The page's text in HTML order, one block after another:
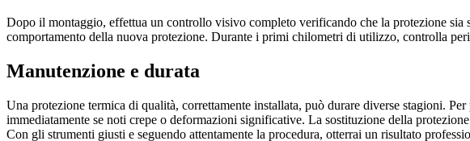
Dopo il montaggio, effettua un controllo visivo completo verificando che la protezione sia
comportamento della nuova protezione. Durante i primi chilometri di utilizzo, controlla
Manutenzione e durata
Una protezione termica di qualità, correttamente installata, può durare diverse stagioni.
immediatamente se noti crepe o deformazioni significative. La sostituzione della
Con gli strumenti giusti e seguendo attentamente la procedura, otterrai un risultato